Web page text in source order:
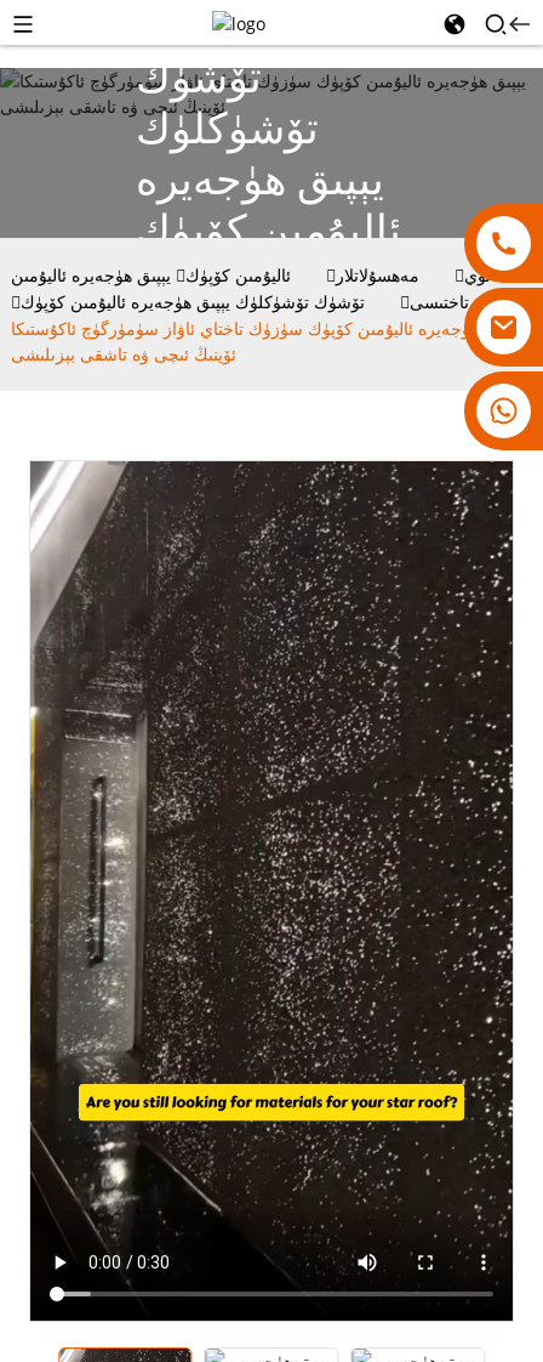
تۆشۈك
تۆشۈكلۈك
يېپىق ھۈجەيرە
ئاليۇمىن كۆپۈك
ئۆي مەھسۇلاتلار ئاليۇمىن كۆپۈك
يېپىق ھۈجەيرە ئاليۇمىن
كۆپۈك تاختىسى
تۆشۈك تۆشۈكلۈك يېپىق ھۈجەيرە ئاليۇمىن كۆپۈك
يېپىق ھۈجەيرە ئاليۇمىن كۆپۈك سۈزۈك تاختاي ئاۋاز سۈمۈرگۈچ ئاكۇستىكا
ئۆينىڭ ئىچى ۋە تاشقى بېزىلىشى